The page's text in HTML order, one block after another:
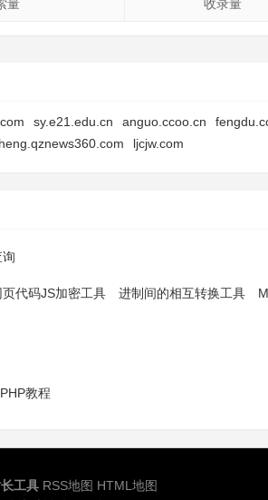
量 收录量
sy.e21.edu.cn anguo.ccoo.cn
ljcjw.com
页代码JS加密工具 进制间的相互转换工具
PHP教程
工具 RSS地图 HTML地图